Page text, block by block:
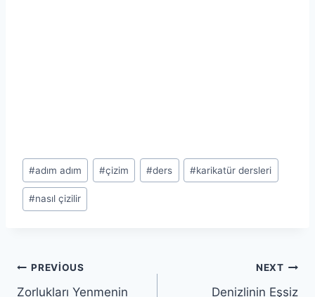
Post
Tags:
#adım adım #çizim #ders #karikatür dersleri
#nasıl çizilir
Yazı
PREVIOUS
Zorlukları Yenmenin
NEXT
Denizlinin Eşsiz